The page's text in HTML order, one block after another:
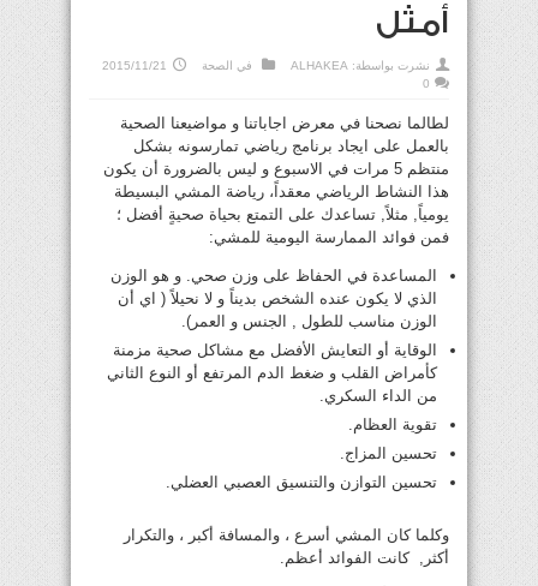
أمثل
نشرت بواسطة: ALHAKEA في الصحة
2015/11/21
0
لطالما نصحنا في معرض اجاباتنا و مواضيعنا الصحية
بالعمل على ايجاد برنامج رياضي تمارسونه بشكل
منتظم 5 مرات في الاسبوع و ليس بالضرورة أن يكون
هذا النشاط الرياضي معقداً، رياضة المشي البسيطة
يومياً, مثلاً, تساعدك على التمتع بحياة صحيةٍ أفضل ؛
فمن فوائد الممارسة اليومية للمشي:
المساعدة في الحفاظ على وزن صحي. و هو الوزن
الذي لا يكون عنده الشخص بديناً و لا نحيلاً ( اي أن
الوزن مناسب للطول , الجنس و العمر).
الوقاية أو التعايش الأفضل مع مشاكل صحية مزمنة
كأمراض القلب و ضغط الدم المرتفع أو النوع الثاني
من الداء السكري.
تقوية العظام.
تحسين المزاج.
تحسين التوازن والتنسيق العصبي العضلي.
وكلما كان المشي أسرع ، والمسافة أكبر ، والتكرار
أكثر, كانت الفوائد أعظم.